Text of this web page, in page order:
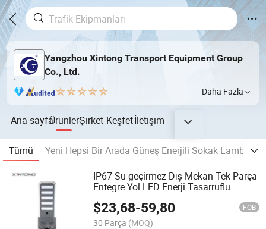
Yangzhou Xintong Transport Equipment Group
Co., Ltd.
Daha Fazla
Ana sayfaÜrünlerŞirket Keşfetİletişim
Tümü
Yeni Hepsi Bir Arada Güneş Enerjili Sokak Lambası
IP67 Su geçirmez Dış Mekan Tek Parça
Entegre Yol LED Enerji Tasarruflu
$23,68-59,80 FOB
30 Parça (MOQ)